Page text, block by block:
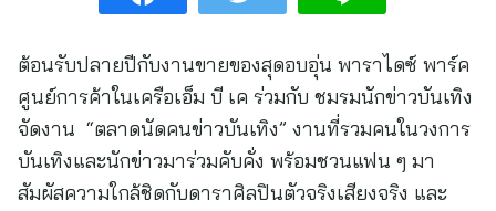
ต้อนรับปลายปีกับงานขายของสุดอบอุ่น พาราไดซ์ พาร์ค
ศูนย์การค้าในเครือเอ็ม บี เค ร่วมกับ ชมรมนักข่าวบันเทิง
จัดงาน “ตลาดนัดคนข่าวบันเทิง” งานที่รวมคนในวงการ
บันเทิงและนักข่าวมาร่วมคับคั่ง พร้อมชวนแฟน ๆ มา
สัมผัสความใกล้ชิดกับดาราศิลปินตัวจริงเสียงจริง และ